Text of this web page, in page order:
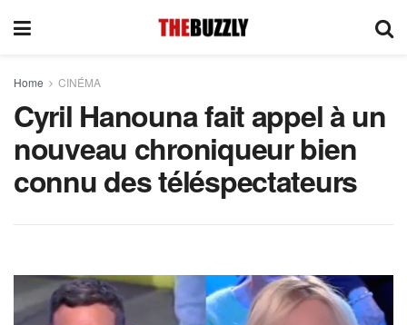
Home CINÉMA
Cyril Hanouna fait appel à un
nouveau chroniqueur bien
connu des téléspectateurs